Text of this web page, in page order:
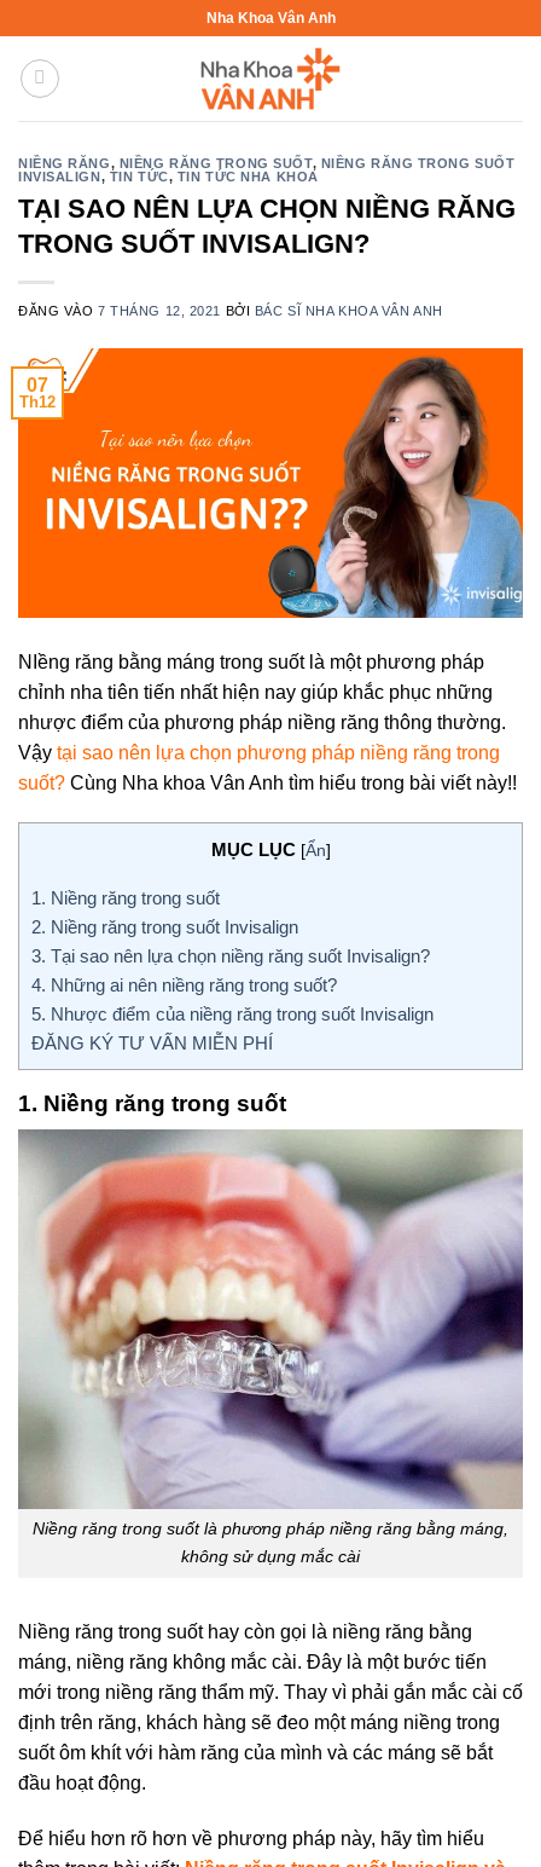
nội
Nha Khoa Vân Anh
NIỀNG RĂNG, NIỀNG RĂNG TRONG SUỐT, NIỀNG RĂNG TRONG SUỐT
INVISALIGN, TIN TỨC, TIN TỨC NHA KHOA
TẠI SAO NÊN LỰA CHỌN NIỀNG RĂNG
TRONG SUỐT INVISALIGN?
ĐĂNG VÀO7 THÁNG 12, 2021 BỞI BÁC SĨ NHA KHOA VÂN ANH
07
Th12
NIềng răng bằng máng trong suốt là một phương pháp
chỉnh nha tiên tiến nhất hiện nay giúp khắc phục những
nhược điểm của phương pháp niềng răng thông thường.
Vậy tại sao nên lựa chọn phương pháp niềng răng trong
suốt? Cùng Nha khoa Vân Anh tìm hiểu trong bài viết này!!
MỤC LỤC [Ẩn]
1. Niềng răng trong suốt
2. Niềng răng trong suốt Invisalign
3. Tại sao nên lựa chọn niềng răng suốt Invisalign?
4. Những ai nên niềng răng trong suốt?
5. Nhược điểm của niềng răng trong suốt Invisalign
ĐĂNG KÝ TƯ VẤN MIỄN PHÍ
1. Niềng răng trong suốt
Niềng răng trong suốt là phương pháp niềng răng bằng máng,
không sử dụng mắc cài
Niềng răng trong suốt hay còn gọi là niềng răng bằng
máng, niềng răng không mắc cài. Đây là một bước tiến
mới trong niềng răng thẩm mỹ. Thay vì phải gắn mắc cài cố
định trên răng, khách hàng sẽ đeo một máng niềng trong
suốt ôm khít với hàm răng của mình và các máng sẽ bắt
đầu hoạt động.
Để hiểu hơn rõ hơn về phương pháp này, hãy tìm hiểu